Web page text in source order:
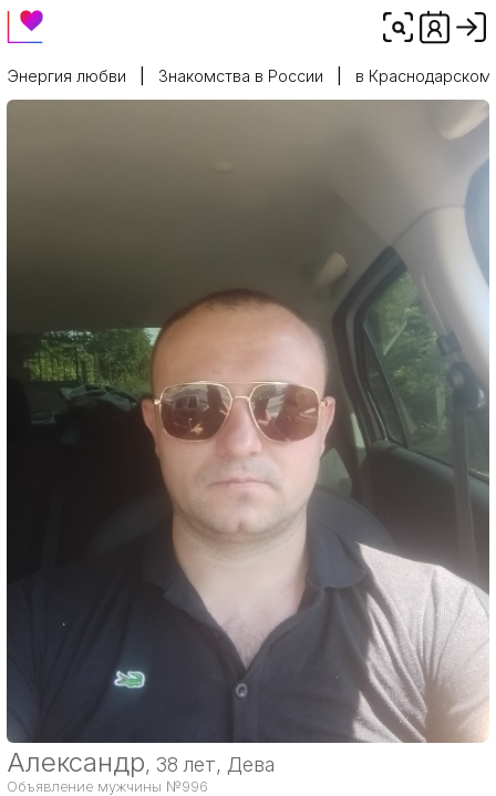
Энергия любви Знакомства в России в Краснодарском
Александр, 38 лет, Дева
Объявление мужчины №996